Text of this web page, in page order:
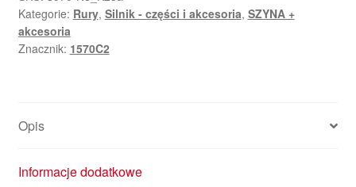
1570C2
Kategorie: Rury, Silnik - części i akcesoria, SZYNA +
akcesoria
Znacznik: 1570C2
Opis
Informacje dodatkowe